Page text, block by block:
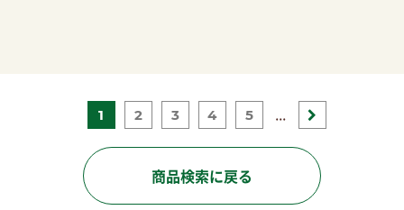
1 2 3 4 5 ...
商品検索に戻る